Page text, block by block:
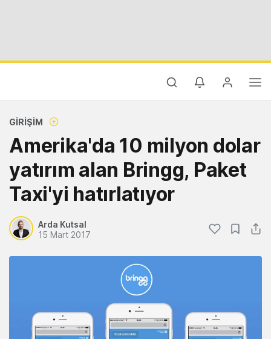
GIRIŞIM
Amerika'da 10 milyon dolar
yatırım alan Bringg, Paket
Taxi'yi hatırlatıyor
Arda Kutsal
15 Mart 2017